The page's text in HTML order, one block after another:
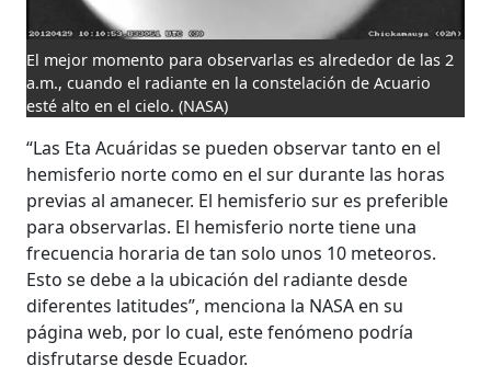
El mejor momento para observarlas es alrededor de las 2
a.m., cuando el radiante en la constelación de Acuario
esté alto en el cielo. (NASA)
“Las Eta Acuáridas se pueden observar tanto en el
hemisferio norte como en el sur durante las horas
previas al amanecer. El hemisferio sur es preferible
para observarlas. El hemisferio norte tiene una
frecuencia horaria de tan solo unos 10 meteoros.
Esto se debe a la ubicación del radiante desde
diferentes latitudes”, menciona la NASA en su
página web, por lo cual, este fenómeno podría
disfrutarse desde Ecuador.